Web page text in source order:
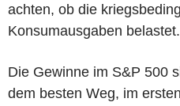
achten, ob die
Konsumausgaben belastet.
Die Gewinne im S&P 500
dem besten Weg, im